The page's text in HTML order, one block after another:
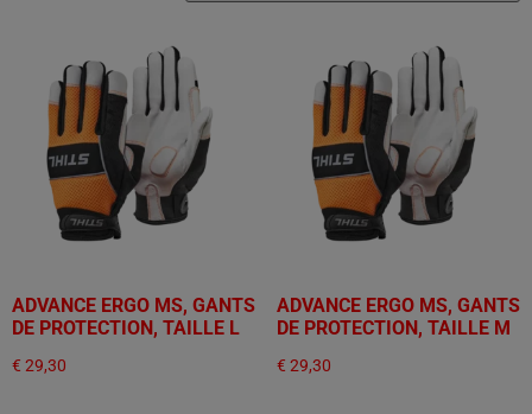
ADVANCE ERGO MS, GANTS
DE PROTECTION, TAILLE L
€ 29,30
ADVANCE ERGO MS, GANTS
DE PROTECTION, TAILLE M
€ 29,30